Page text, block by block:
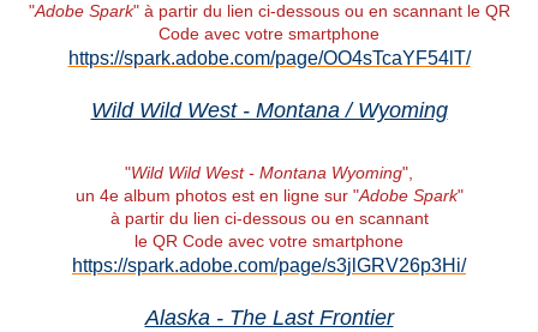
"Adobe Spark" à partir du lien ci-dessous ou en scannant le QR
Code avec votre smartphone
https://spark.adobe.com/page/OO4sTcaYF54lT/
Wild Wild West - Montana / Wyoming
"Wild Wild West - Montana Wyoming",
un 4e album photos est en ligne sur "Adobe Spark"
à partir du lien ci-dessous ou en scannant
le QR Code avec votre smartphone
https://spark.adobe.com/page/s3jlGRV26p3Hi/
Alaska - The Last Frontier